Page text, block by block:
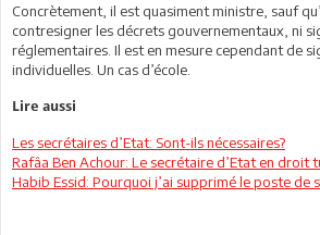
Concrètement, il est quasiment ministre, sauf
contresigner les décrets gouvernementaux, ni
réglementaires. Il est en mesure cependant de
individuelles. Un cas d’école.
Lire aussi
Les secrétaires d’Etat: Sont-ils nécessaires?
Rafâa Ben Achour: Le secrétaire d’Etat en droit
Habib Essid: Pourquoi j’ai supprimé le poste de